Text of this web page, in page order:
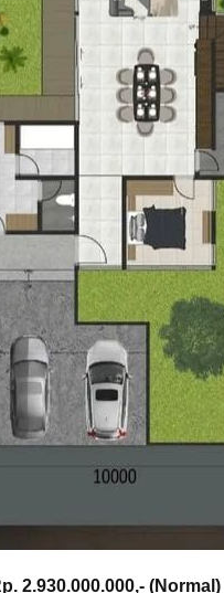
2.930.000.000,- (Normal)